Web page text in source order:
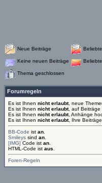
Neue Beiträge
Keine neuen Beiträge
Thema geschlossen
Forumregeln
Es ist Ihnen nicht erlaubt, neue
Es ist Ihnen nicht erlaubt, auf Beiträge
Es ist Ihnen nicht erlaubt, Anhänge
Es ist Ihnen nicht erlaubt, Ihre
BB-Code ist an
Smileys sind an
[IMG] Code ist an
HTML-Code ist aus
Foren-Regeln